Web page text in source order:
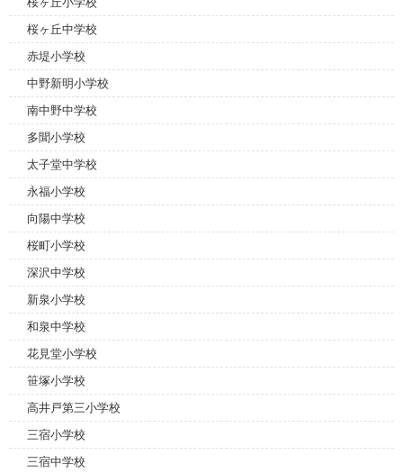
桜ヶ丘中学校
赤堤小学校
中野新明小学校
南中野中学校
多聞小学校
太子堂中学校
永福小学校
向陽中学校
桜町小学校
深沢中学校
新泉小学校
和泉中学校
花見堂小学校
笹塚小学校
高井戸第三小学校
三宿小学校
三宿中学校